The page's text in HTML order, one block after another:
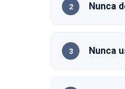
Nunca
Nunca